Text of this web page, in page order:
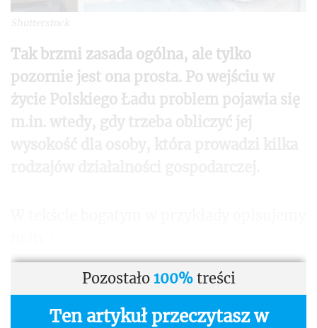
Tak brzmi zasada ogólna, ale tylko
pozornie jest ona prosta. Po wejściu w
życie Polskiego Ładu problem pojawia się
m.in. wtedy, gdy trzeba obliczyć jej
Pozostało 100%treści
Ten artykuł przeczytasz w